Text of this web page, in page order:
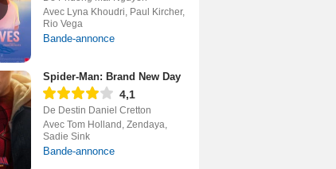
Avec Lyna Khoudri, Paul Kircher,
Rio Vega
Bande-annonce
Spider-Man: Brand New Day
4,1
De Destin Daniel Cretton
Avec Tom Holland, Zendaya,
Sadie Sink
Bande-annonce